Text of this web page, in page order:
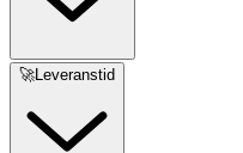
🚀Leveranstid